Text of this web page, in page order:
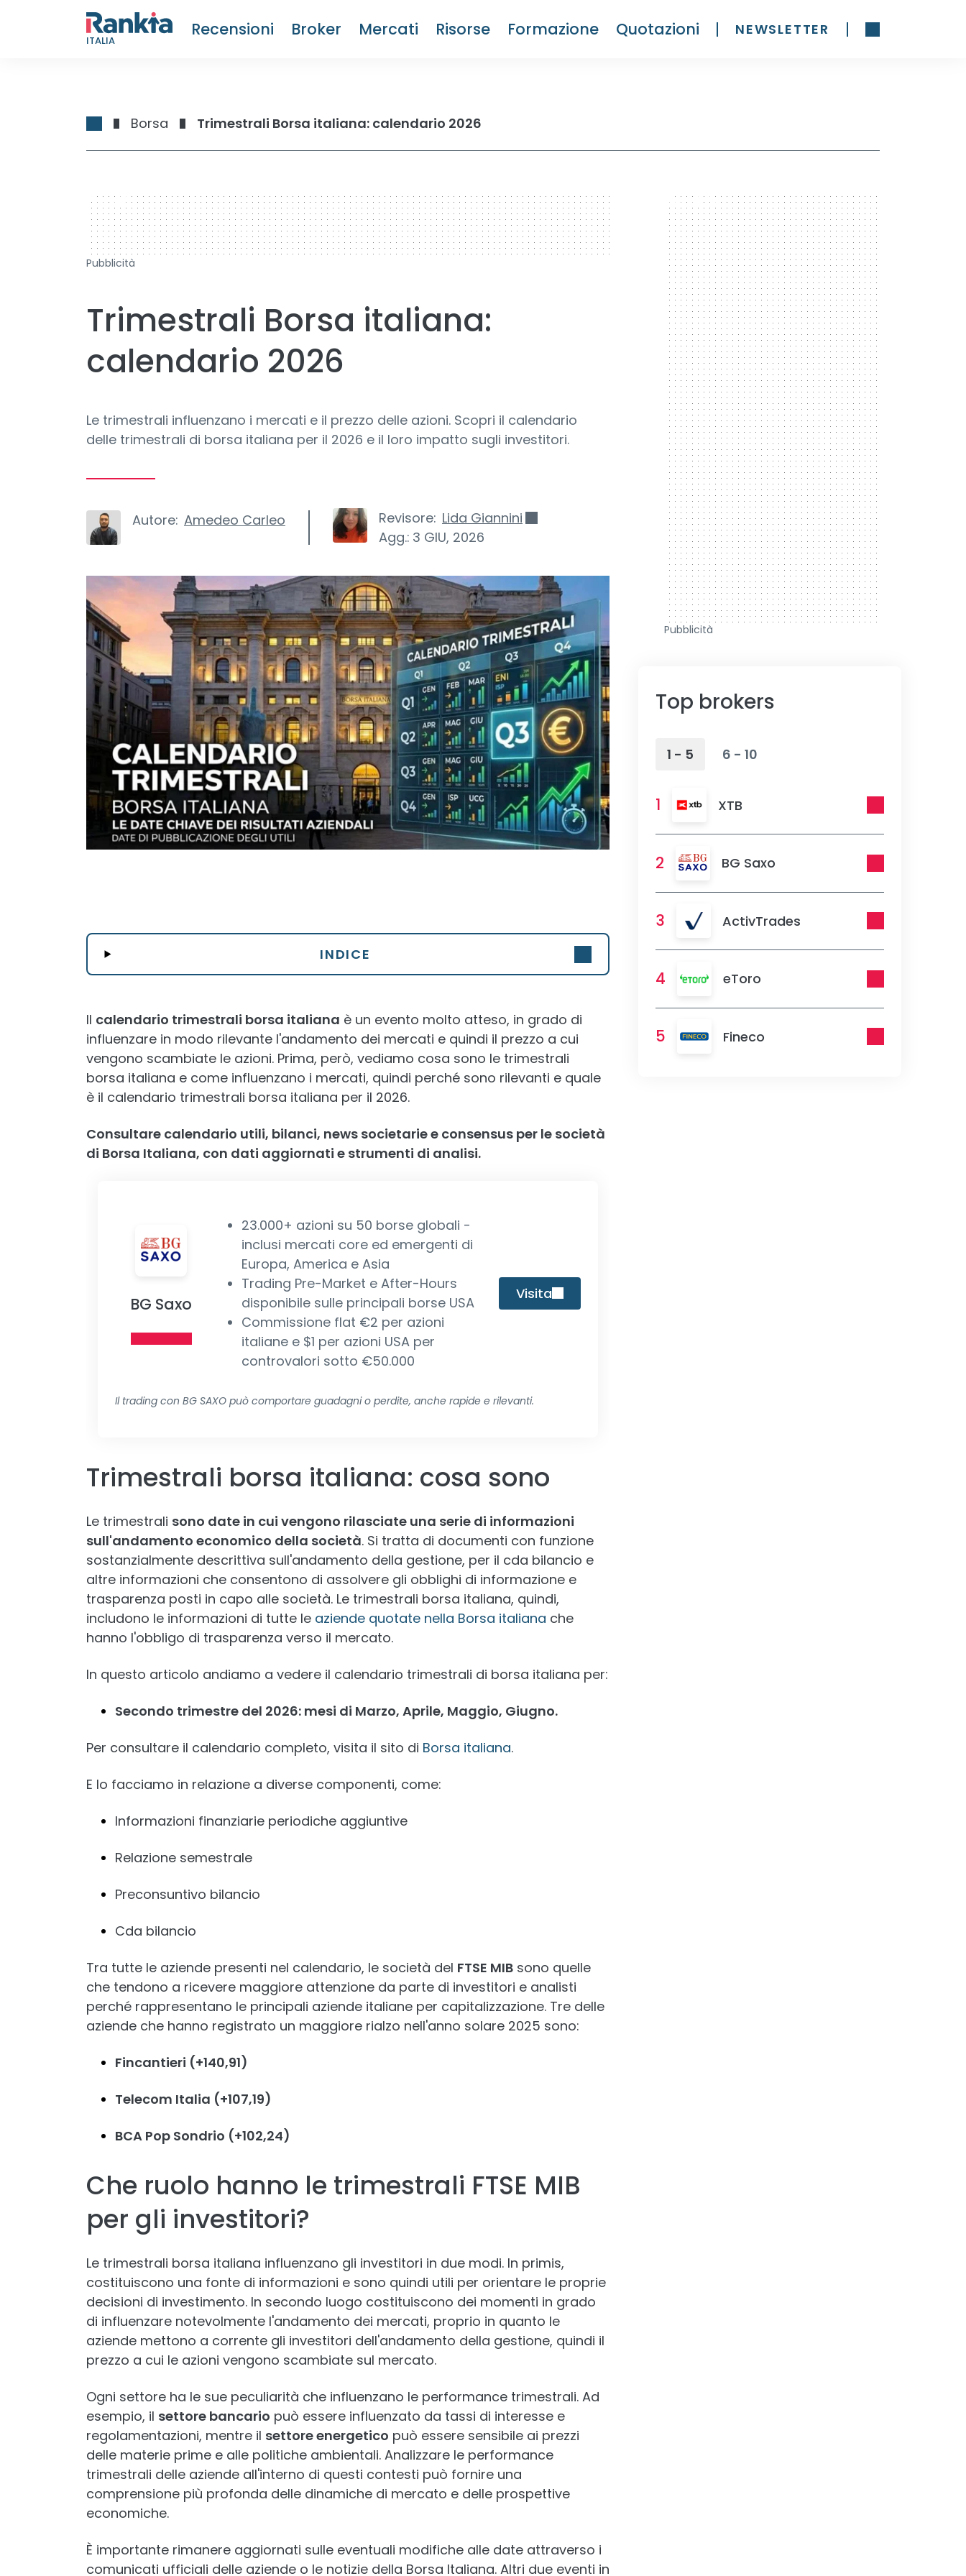
ITALIA
Recensioni Broker Mercati Risorse Formazione Quotazioni NEWSLETTER
Borsa Trimestrali Borsa italiana: calendario 2026
728 x 90
Pubblicità
Trimestrali Borsa italiana:
calendario 2026
Le trimestrali influenzano i mercati e il prezzo delle azioni. Scopri il calendario
delle trimestrali di borsa italiana per il 2026 e il loro impatto sugli investitori.
Autore: Amedeo Carleo Revisore: Lida Giannini
Agg.: 3 GIU, 2026
INDICE
Il calendario trimestrali borsa italiana è un evento molto atteso, in grado di
influenzare in modo rilevante l'andamento dei mercati e quindi il prezzo a cui
vengono scambiate le azioni. Prima, però, vediamo cosa sono le trimestrali
borsa italiana e come influenzano i mercati, quindi perché sono rilevanti e quale
è il calendario trimestrali borsa italiana per il 2026.
Consultare calendario utili, bilanci, news societarie e consensus per le società
di Borsa Italiana, con dati aggiornati e strumenti di analisi.
BG Saxo
23.000+ azioni su 50 borse globali -
inclusi mercati core ed emergenti di
Europa, America e Asia
Trading Pre-Market e After-Hours
disponibile sulle principali borse USA
Commissione flat €2 per azioni
italiane e $1 per azioni USA per
controvalori sotto €50.000
Visita
Il trading con BG SAXO può comportare guadagni o perdite, anche rapide e rilevanti.
Trimestrali borsa italiana: cosa sono
Le trimestrali sono date in cui vengono rilasciate una serie di informazioni
sull'andamento economico della società. Si tratta di documenti con funzione
sostanzialmente descrittiva sull'andamento della gestione, per il cda bilancio e
altre informazioni che consentono di assolvere gli obblighi di informazione e
trasparenza posti in capo alle società. Le trimestrali borsa italiana, quindi,
includono le informazioni di tutte le aziende quotate nella Borsa italiana che
hanno l'obbligo di trasparenza verso il mercato.
In questo articolo andiamo a vedere il calendario trimestrali di borsa italiana per:
Secondo trimestre del 2026: mesi di Marzo, Aprile, Maggio, Giugno.
Per consultare il calendario completo, visita il sito di Borsa italiana.
E lo facciamo in relazione a diverse componenti, come:
Informazioni finanziarie periodiche aggiuntive
Relazione semestrale
Preconsuntivo bilancio
Cda bilancio
Tra tutte le aziende presenti nel calendario, le società del FTSE MIB sono quelle
che tendono a ricevere maggiore attenzione da parte di investitori e analisti
perché rappresentano le principali aziende italiane per capitalizzazione. Tre delle
aziende che hanno registrato un maggiore rialzo nell'anno solare 2025 sono:
Fincantieri (+140,91)
Telecom Italia (+107,19)
BCA Pop Sondrio (+102,24)
Che ruolo hanno le trimestrali FTSE MIB
per gli investitori?
Le trimestrali borsa italiana influenzano gli investitori in due modi. In primis,
costituiscono una fonte di informazioni e sono quindi utili per orientare le proprie
decisioni di investimento. In secondo luogo costituiscono dei momenti in grado
di influenzare notevolmente l'andamento dei mercati, proprio in quanto le
aziende mettono a corrente gli investitori dell'andamento della gestione, quindi il
prezzo a cui le azioni vengono scambiate sul mercato.
Ogni settore ha le sue peculiarità che influenzano le performance trimestrali. Ad
esempio, il settore bancario può essere influenzato da tassi di interesse e
regolamentazioni, mentre il settore energetico può essere sensibile ai prezzi
delle materie prime e alle politiche ambientali. Analizzare le performance
trimestrali delle aziende all'interno di questi contesti può fornire una
comprensione più profonda delle dinamiche di mercato e delle prospettive
economiche.
È importante rimanere aggiornati sulle eventuali modifiche alle date attraverso i
comunicati ufficiali delle aziende o le notizie della Borsa Italiana. Altri due eventi in
300 x 600
Pubblicità
Top brokers
1 - 5 6 - 10
1 XTB
2 BG Saxo
3 ActivTrades
4 eToro
5 Fineco